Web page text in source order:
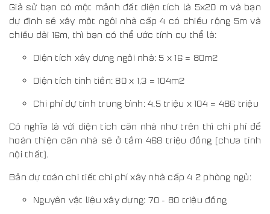
Giả sử bạn có một mảnh đất diện tích là 5x20 m và bạn
dự định sẽ xây một ngôi nhà cấp 4 có chiều rộng 5m và
chiều dài 16m, thì bạn có thể ước tính cụ thể là:
Diện tích xây dựng ngôi nhà: 5 x 16 = 80m2
Diện tích tính tiền: 80 x 1,3 = 104m2
Chi phí dự tính trung bình: 4.5 triệu x 104 = 486 triệu
Có nghĩa là với diện tích căn nhà như trên thì chi phí để
hoàn thiện căn nhà sẽ ở tầm 468 triệu đồng (chưa tính
nội thất).
Bản dự toán chi tiết chi phí xây nhà cấp 4 2 phòng ngủ:
Nguyên vật liệu xây dựng: 70 - 80 triệu đồng